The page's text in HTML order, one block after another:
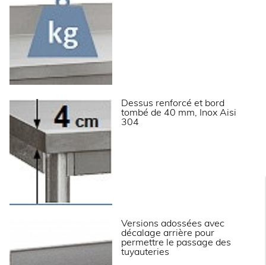
Informations complémentaires
Meuble de rangement avec 2 portes coulissantes.
Dosseret 100x20 mm.
Bord tombé de 40 mm.
Porte double paroi avec poignée intégrale.
Pieds inox réglables.Dessus renforcé et bord
tombé de 40 mm, Inox Aisi
304
Versions adossées avec
décalage arrière pour
permettre le passage des
tuyauteries